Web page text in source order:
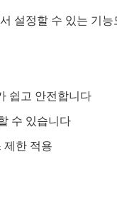
설정할 수 있는 기
쉽고 안전합니다
수 ​​있습니다
제한 적용